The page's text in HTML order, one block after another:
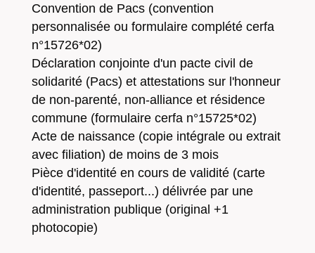
Convention de Pacs (convention
personnalisée ou formulaire complété cerfa
n°15726*02)
Déclaration conjointe d'un pacte civil de
solidarité (Pacs) et attestations sur l'honneur
de non-parenté, non-alliance et résidence
commune (formulaire cerfa n°15725*02)
Acte de naissance (copie intégrale ou extrait
avec filiation) de moins de 3 mois
Pièce d'identité en cours de validité (carte
d'identité, passeport...) délivrée par une
administration publique (original +1
photocopie)